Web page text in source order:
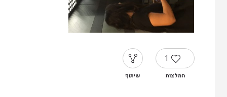
1
המלצות שיתוף